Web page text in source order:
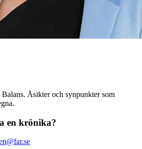
Åsikter och synpunkter som
en krönika?